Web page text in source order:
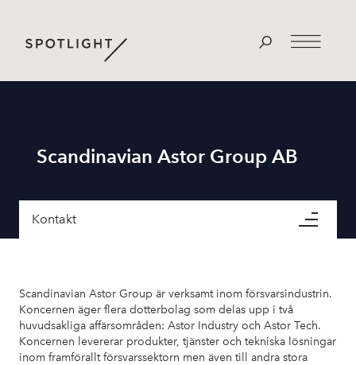
Scandinavian Astor Group AB
Kontakt
Scandinavian Astor Group är verksamt inom försvarsindustrin.
Koncernen äger flera dotterbolag som delas upp i två
huvudsakliga affärsområden: Astor Industry och Astor Tech.
Koncernen levererar produkter, tjänster och tekniska lösningar
inom framförallt försvarssektorn men även till andra stora